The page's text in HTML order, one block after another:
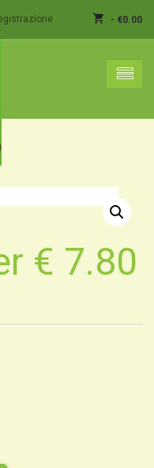
shopping_cart - €0.00
€ 7.80